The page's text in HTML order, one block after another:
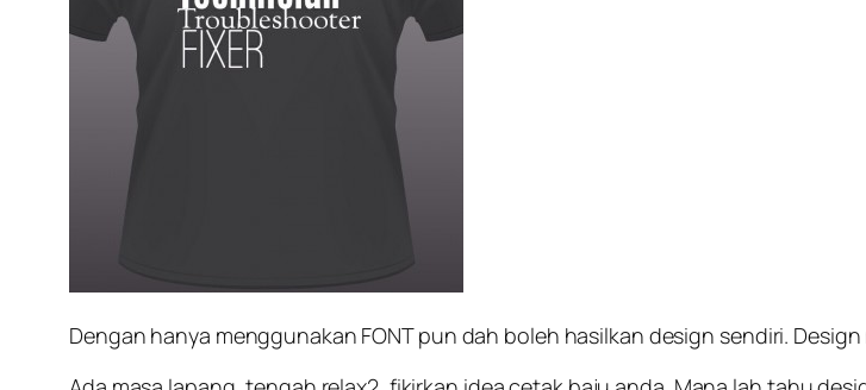
Dengan hanya menggunakan FONT pun dah boleh hasilkan design sendiri.